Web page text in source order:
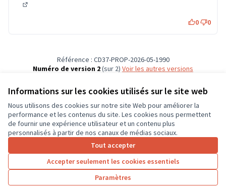
Informations sur les cookies utilisés sur le site web
Nous utilisons des cookies sur notre site Web pour améliorer la
performance et les contenus du site. Les cookies nous permettent
de fournir une expérience utilisateur et un contenu plus
personnalisés à partir de nos canaux de médias sociaux.
Tout accepter
Accepter seulement les cookies essentiels
Paramètres
0 0
Référence : CD37-PROP-2026-05-1990
Numéro de version 2(sur 2)
voir les autres versions
Conditions d'utilisation
Paramètres des cookies
CD37 sur X
(Lien externe)
CD37 sur Facebook
CD37 sur Instagram
CD37 sur YouTube
(Lien externe)
Site réalisé grâce aulogiciel libre Decidim .
Licence
(Lien